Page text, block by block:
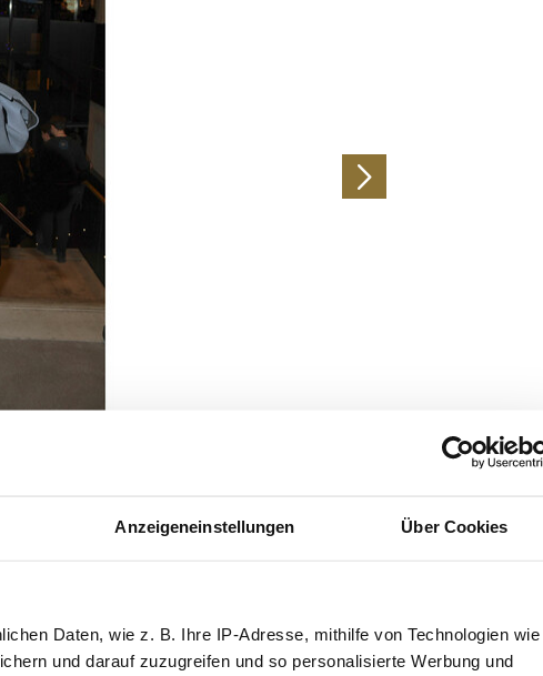
Anzeigeneinstellungen Über Cookies
Daten, wie z. B. Ihre IP-Adresse, mithilfe von Technologien wie
und darauf zuzugreifen und so personalisierte Werbung und
Advertisement